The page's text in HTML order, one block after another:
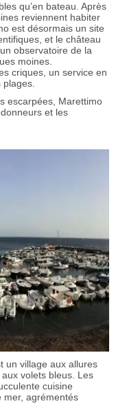
qu’en bateau. Après
reviennent habiter
est désormais un site
et le château
observatoire de la
moines.
criques, un service en
escarpées, Marettimo
et les
un village aux allures
volets bleus. Les
cuisine
mer, agrémentés